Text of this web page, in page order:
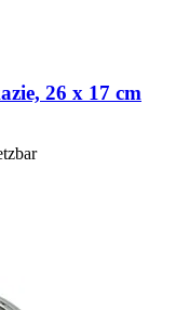
26 x 17 cm